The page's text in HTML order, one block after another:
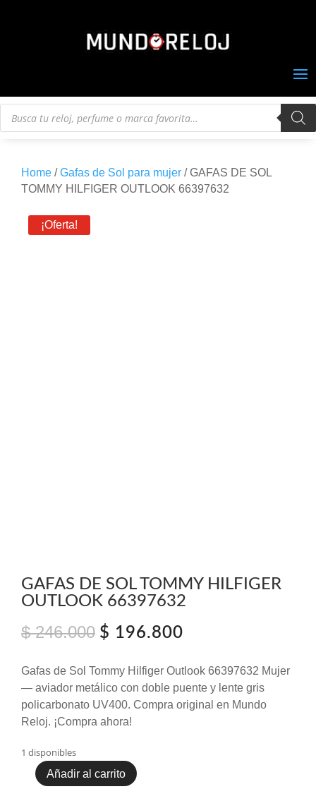
Búsqueda
Home /Gafas de Sol para mujer / GAFAS DE SOL
TOMMY HILFIGER OUTLOOK 66397632
¡Oferta!
GAFAS DE SOL TOMMY HILFIGER
OUTLOOK 66397632
$246.000 El
original
era:
$ 246.000.
$ 196.800
actual
es:
$ 196.800.
Gafas de Sol Tommy Hilfiger Outlook 66397632 Mujer
— aviador metálico con doble puente y lente gris
policarbonato UV400. Compra original en Mundo
Reloj. ¡Compra ahora!
1 disponibles
GAFAS
Añadir al carrito